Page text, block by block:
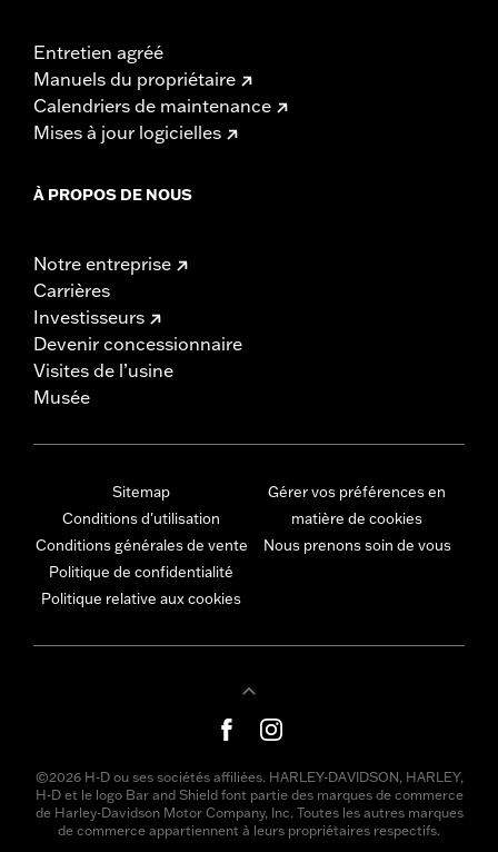
Entretien agréé
Manuels du propriétaire
Calendriers de maintenance
Mises à jour logicielles
À PROPOS DE NOUS
Notre entreprise
Carrières
Investisseurs
Devenir concessionnaire
Visites de l’usine
Musée
Sitemap
Conditions d'utilisation
Conditions générales de vente
Politique de confidentialité
Politique relative aux cookies
Gérer vos préférences en
matière de cookies
Nous prenons soin de vous
©2026 H-D ou ses sociétés affiliées. HARLEY-DAVIDSON, HARLEY,
H-D et le logo Bar and Shield font partie des marques de commerce
de Harley-Davidson Motor Company, Inc. Toutes les autres marques
de commerce appartiennent à leurs propriétaires respectifs.